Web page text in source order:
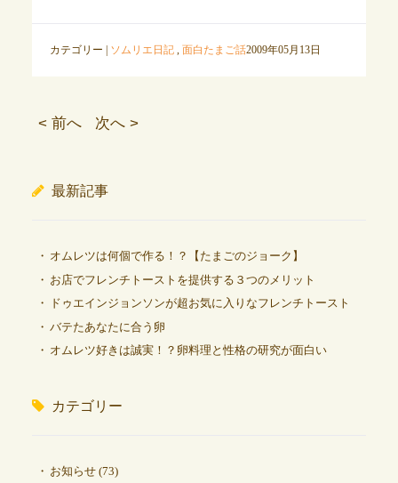
カテゴリー | ソムリエ日記, 面白たまご話2009年05月13日
< 前へ 次へ >
最新記事
オムレツは何個で作る！？【たまごのジョーク】
お店でフレンチトーストを提供する３つのメリット
ドゥエインジョンソンが超お気に入りなフレンチトースト
バテたあなたに合う卵
オムレツ好きは誠実！？卵料理と性格の研究が面白い
カテゴリー
お知らせ(73)